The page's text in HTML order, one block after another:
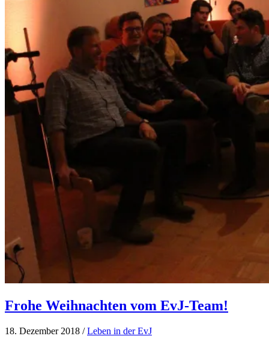
Frohe Weihnachten vom EvJ-Team!
18. Dezember 2018 /Leben in der EvJ